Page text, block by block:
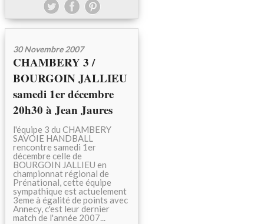
30 Novembre 2007
CHAMBERY 3 /
BOURGOIN JALLIEU
samedi 1er décembre
20h30 à Jean Jaures
l'équipe 3 du CHAMBERY
SAVOIE HANDBALL
rencontre samedi 1er
décembre celle de
BOURGOIN JALLIEU en
championnat régional de
Prénational, cette équipe
sympathique est actuelement
3eme à égalité de points avec
Annecy, c'est leur dernier
match de l'année 2007...